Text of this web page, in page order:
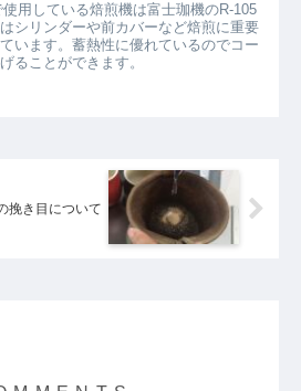
用している焙煎機は富士珈機のR-105
シリンダーや前カバーなど焙煎に重要
います。蓄熱性に優れているのでコー
ることができます。
挽き目について